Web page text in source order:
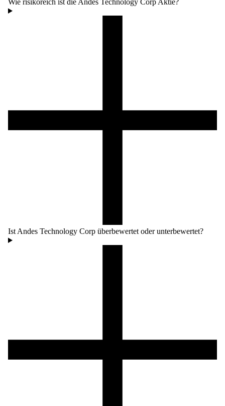
Wie risikoreich ist die Andes Technology Corp Aktie?
Ist Andes Technology Corp überbewertet oder unterbewertet?